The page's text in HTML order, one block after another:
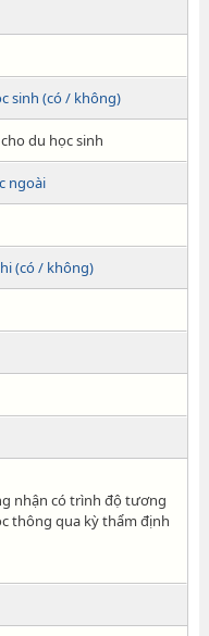
sinh (có / không)
du học sinh
ngoài
(có / không)
nhận có trình độ tương
thông qua kỳ thẩm định